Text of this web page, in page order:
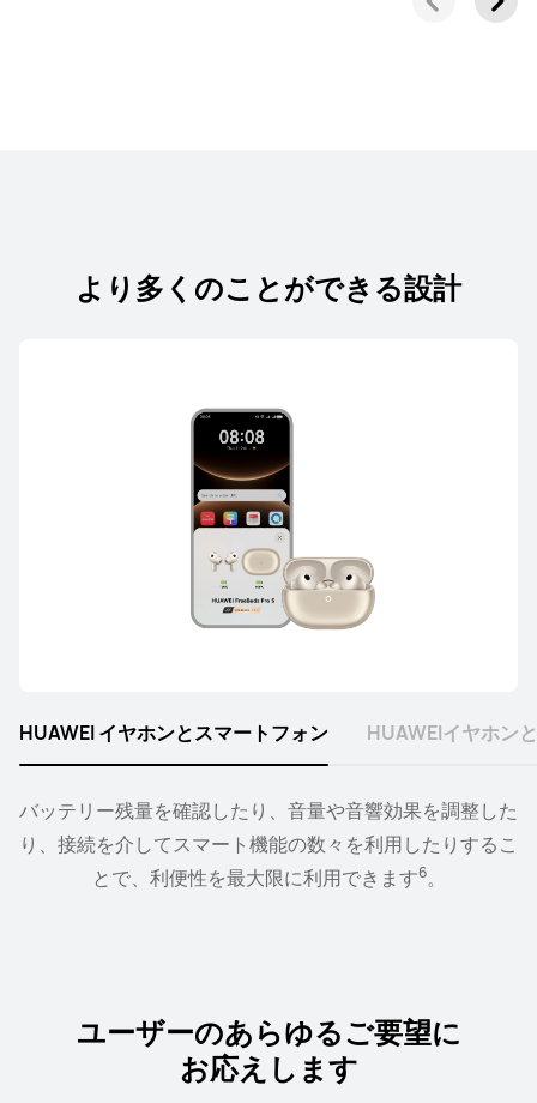
27,800円
詳細情報
HUAWEI Eyewear 2
詳細情報
詳細情報
より多くのことができる設計
バッテリー残量を確認したり、音量や音響効果を調整した
り、接続を介してスマート機能の数々を利用したりするこ
とで、利便性を最大限に利用できます6。
スマートウォッチをイヤホンやスピーカーにペアリング
し、手首から再生や音量レベルをコントロールができます
7。
HUAWEI イヤホンとスマートフォン HUAWEIイヤホン
ユーザーのあらゆるご要望に
お応えします